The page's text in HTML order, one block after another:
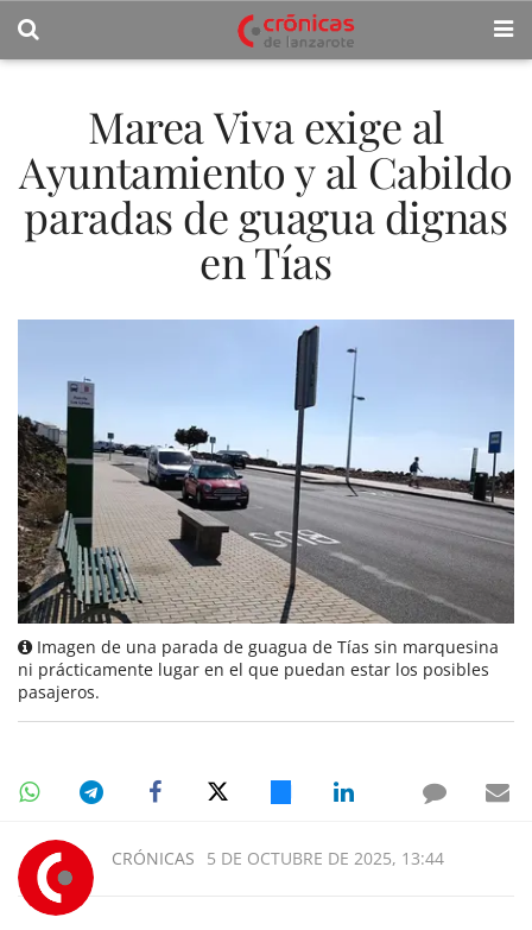
Marea Viva exige al
Ayuntamiento y al Cabildo
paradas de guagua dignas
en Tías
Imagen de una parada de guagua de Tías sin marquesina
ni prácticamente lugar en el que puedan estar los posibles
pasajeros.
CRÓNICAS 5 DE OCTUBRE DE 2025, 13:44